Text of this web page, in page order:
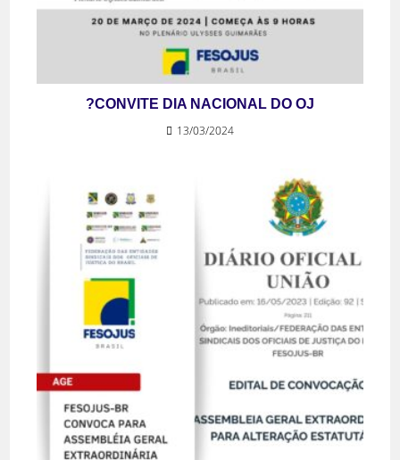
?CONVITE DIA NACIONAL DO OJ
13/03/2024